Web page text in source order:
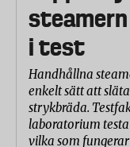
i test
Handhållna
enkelt sätt att
strykbräda.
laboratorium
vilka som